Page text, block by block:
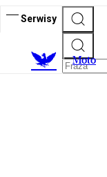
Serwisy
Moto